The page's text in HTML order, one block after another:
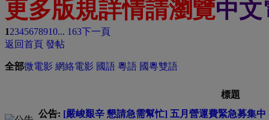
更多版規詳情請瀏覽中文
12345678910... 163下一頁
返回首頁 發帖
全部微電影 網絡電影 國語 粵語 國粵雙語
標題
公告: [嚴峻艱辛 懇請急需幫忙] 五月營運費緊急募集